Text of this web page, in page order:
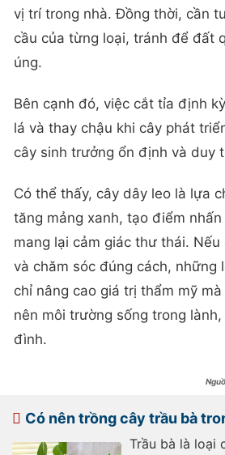
vị trí trong nhà. Đồng thời, cần
cầu của từng loại, tránh để đất
úng.
Bên cạnh đó, việc cắt tỉa định
lá và thay chậu khi cây phát
cây sinh trưởng ổn định và duy
Có thể thấy, cây dây leo là lựa
tăng mảng xanh, tạo điểm
mang lại cảm giác thư thái.
và chăm sóc đúng cách, những
chỉ nâng cao giá trị thẩm mỹ
nên môi trường sống trong
đình.
Có nên trồng cây trầu bà
Trầu bà là loại